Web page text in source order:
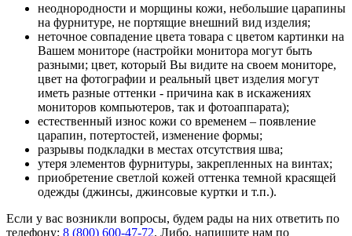
неоднородности и морщины кожи, небольшие царапины
на фурнитуре, не портящие внешний вид изделия;
неточное совпадение цвета товара с цветом картинки на
Вашем мониторе (настройки монитора могут быть
разными; цвет, который Вы видите на своем мониторе,
цвет на фотографии и реальный цвет изделия могут
иметь разные оттенки - причина как в искажениях
мониторов компьютеров, так и фотоаппарата);
естественный износ кожи со временем – появление
царапин, потертостей, изменение формы;
разрывы подкладки в местах отсутствия шва;
утеря элементов фурнитуры, закрепленных на винтах;
приобретение светлой кожей оттенка темной красящей
одежды (джинсы, джинсовые куртки и т.п.).
Если у вас возникли вопросы, будем рады на них ответить по
телефону: 8 (800) 600-47-72. Либо, напишите нам по